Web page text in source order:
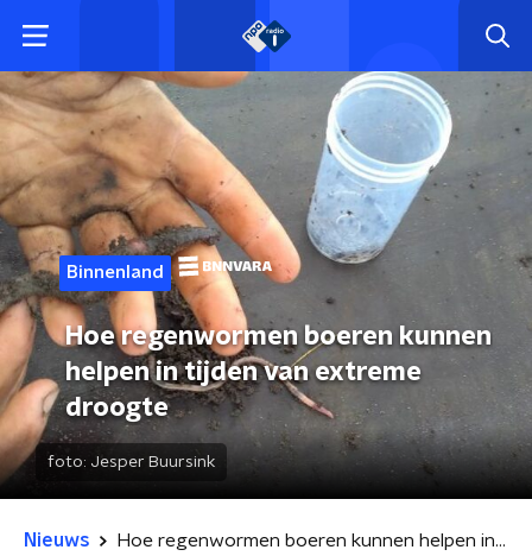
Binnenland
Hoe regenwormen boeren kunnen
helpen in tijden van extreme
droogte
foto: Jesper Buursink
Nieuws Hoe regenwormen boeren kunnen helpen in tijden van extreme droogte